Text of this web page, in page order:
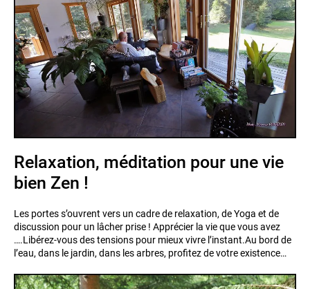
Relaxation, méditation pour une vie
bien Zen !
Les portes s’ouvrent vers un cadre de relaxation, de Yoga et de
discussion pour un lâcher prise ! Apprécier la vie que vous avez
….Libérez-vous des tensions pour mieux vivre l’instant.Au bord de
l’eau, dans le jardin, dans les arbres, profitez de votre existence…